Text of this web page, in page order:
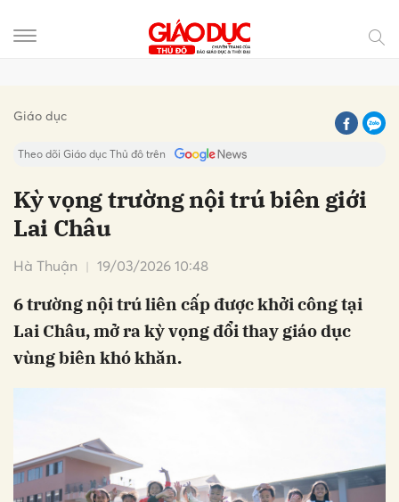
Giáo dục
Theo dõi Giáo dục Thủ đô trên
Kỳ vọng trường nội trú biên giới
Lai Châu
Hà Thuận 19/03/2026 10:48
6 trường nội trú liên cấp được khởi công tại
Lai Châu, mở ra kỳ vọng đổi thay giáo dục
vùng biên khó khăn.
Hủy Gửi